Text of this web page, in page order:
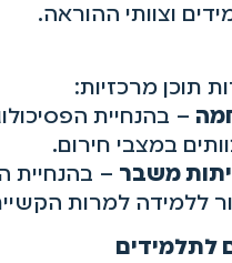
וצוותי ההוראה.
תוכן מרכזיות:
– בהנחיית
במצבי חירום.
משבר – בהנחיית
ללמידה למרות
לתלמידים